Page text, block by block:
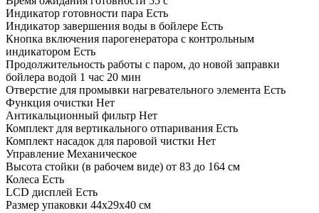
Индикатор готовности пара Есть
Индикатор завершения воды в бойлере Есть
Кнопка включения парогенератора с контрольным
индикатором Есть
Продолжительность работы с паром, до новой заправки
бойлера водой 1 час 20 мин
Отверстие для промывки нагревательного элемента Есть
Функция очистки Нет
Антикальционный фильтр Нет
Комплект для вертикального отпаривания Есть
Комплект насадок для паровой чистки Нет
Управление Механическое
Высота стойки (в рабочем виде) от 83 до 164 см
Колеса Есть
LCD дисплей Есть
Размер упаковки 44х29х40 см